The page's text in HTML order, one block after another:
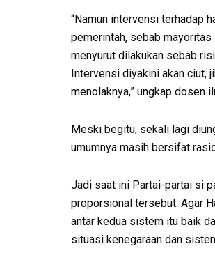
“Namun intervensi terhadap
pemerintah, sebab
menyurut dilakukan sebab
Intervensi diyakini akan ciut,
menolaknya,” ungkap dosen
Meski begitu, sekali lagi
umumnya masih bersifat
Jadi saat ini Partai-partai si
proporsional tersebut. Agar
antar kedua sistem itu baik
situasi kenegaraan dan